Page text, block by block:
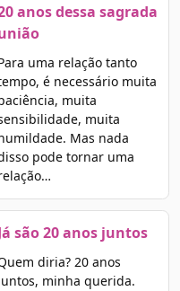
anos dessa sagrada
uma relação tanto
é necessário muita
muita
muita
Mas nada
pode tornar uma
são 20 anos juntos
diria? 20 anos
minha querida.